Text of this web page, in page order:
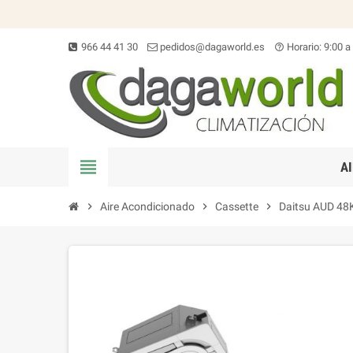
966 44 41 30 pedidos@dagaworld.es help_outline Horario: 9:00
view_headline
chevron_right Aire Acondicionado chevron_right Cassette chevron_right Daitsu AUD